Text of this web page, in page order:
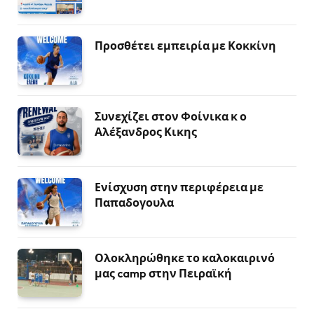
Προσθέτει εμπειρία με Κοκκίνη
Συνεχίζει στον Φοίνικα κ ο
Αλέξανδρος Κικης
Ενίσχυση στην περιφέρεια με
Παπαδογουλα
Ολοκληρώθηκε το καλοκαιρινό
μας camp στην Πειραϊκή